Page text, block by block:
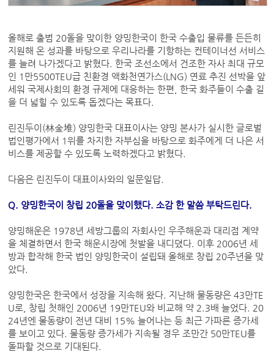
올해로 출범 20돌을 맞이한 양밍한국이 한국 수출입 물류를 든든히
지원해 온 성과를 바탕으로 우리나라를 기항하는 컨테이너선 서비스
를 늘려 나가겠다고 밝혔다. 한국 조선소에서 건조한 자사 최대 규모
인 1만5500TEU급 친환경 액화천연가스(LNG) 연료 추진 선박을 앞
세워 국제사회의 환경 규제에 대응하는 한편, 한국 화주들이 수출 길
을 더 넓힐 수 있도록 돕겠다는 목표다.
린진두이(林金堆) 양밍한국 대표이사는 양밍 본사가 실시한 글로벌
법인평가에서 1위를 차지한 자부심을 바탕으로 화주에게 더 나은 서
비스를 제공할 수 있도록 노력하겠다고 밝혔다.
다음은 린진두이 대표이사와의 일문일답.
Q. 양밍한국이 창립 20돌을 맞이했다. 소감 한 말씀 부탁드린다.
양밍해운은 1978년 세방그룹의 자회사인 우주해운과 대리점 계약
을 체결하면서 한국 해운시장에 첫발을 내디뎠다. 이후 2006년 세
방과 합작해 한국 법인 양밍한국이 설립돼 올해로 창립 20주년을 맞
았다.
양밍한국은 한국에서 성장을 지속해 왔다. 지난해 물동량은 43만TE
U로, 창립 첫해인 2006년 19만TEU와 비교해 약 2.3배 늘었다. 20
24년엔 물동량이 전년 대비 15% 늘어나는 등 최근 가파른 증가세
를 보이고 있다. 물동량 증가세가 지속될 경우 조만간 50만TEU를
돌파할 것으로 기대된다.